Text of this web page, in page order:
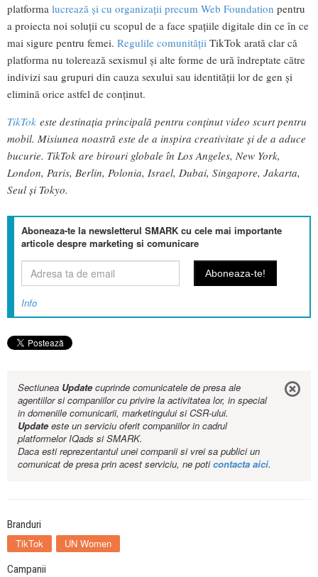
platforma lucrează și cu organizații precum Web Foundation pentru
a proiecta noi soluții cu scopul de a face spațiile digitale din ce în ce
mai sigure pentru femei. Regulile comunității TikTok arată clar că
platforma nu tolerează sexismul și alte forme de ură îndreptate către
indivizi sau grupuri din cauza sexului sau identității lor de gen și
elimină orice astfel de conținut.
TikTok este destinația principală pentru conținut video scurt pentru
mobil. Misiunea noastră este de a inspira creativitate și de a aduce
bucurie. TikTok are birouri globale în Los Angeles, New York,
London, Paris, Berlin, Polonia, Israel, Dubai, Singapore, Jakarta,
Seul și Tokyo.
Aboneaza-te la newsletterul SMARK cu cele mai importante
articole despre marketing si comunicare
Info
Sectiunea Updatecuprinde comunicatele de presa ale
agentiilor si companiilor cu privire la activitatea lor, in special
in domeniile comunicarii, marketingului si CSR-ului.
Updateeste un serviciu oferit companiilor in cadrul
platformelor IQads si SMARK.
Daca esti reprezentantul unei companii si vrei sa publici un
comunicat de presa prin acest serviciu, ne poticontacta aici.
Branduri
TikTok UN Women
Campanii